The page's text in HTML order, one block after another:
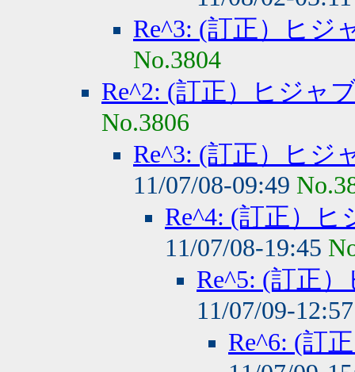
Re^3: (訂正）ヒジ
No.3804
Re^2: (訂正）ヒジャ
No.3806
Re^3: (訂正）ヒジ
11/07/08-09:49
Re^4: (訂正）
11/07/08-19:45
Re^5: (訂正
11/07/09-
Re^6: (訂